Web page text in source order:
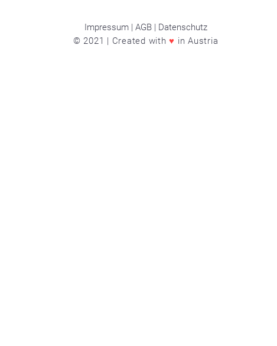
Impressum | AGB | Datenschutz
© 2021 | Created with♥ in Austria